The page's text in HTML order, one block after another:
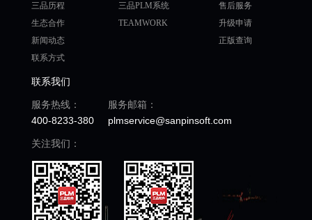
三品历程
生态合作
新闻动态
联系方式
三品PLM系统
TEAMWORK
售后服务
升级申请
正版查询
联系我们
服务热线：
400-8233-380
服务邮箱：
plmservice@sanpinsoft.com
关注我们：